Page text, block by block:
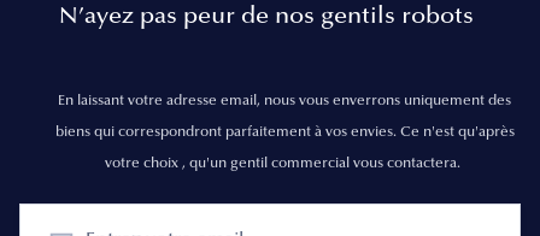
N’ayez pas peur de nos gentils robots
En laissant votre adresse email, nous vous enverrons uniquement des
biens qui correspondront parfaitement à vos envies. Ce n'est qu'après
votre choix , qu'un gentil commercial vous contactera.